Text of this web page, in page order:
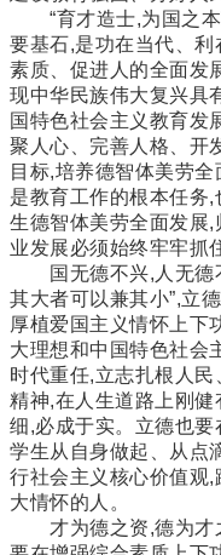
“育才造士,为国之本
要基石,是功在当代、
素质、促进人的全面发
现中华民族伟大复兴具
国特色社会主义教育发
聚人心、完善人格、开
目标,培养德智体美劳
是教育工作的根本任务
生德智体美劳全面发展
业发展必须始终牢牢抓
国无德不兴,人无德
其大者可以兼其小”,立
厚植爱国主义情怀上下
大理想和中国特色社会
时代重任,立志扎根人
精神,在人生道路上刚
细,必成于实。立德也
学生从自身做起、从点
行社会主义核心价值观
大情怀的人。
才为德之资,德为才